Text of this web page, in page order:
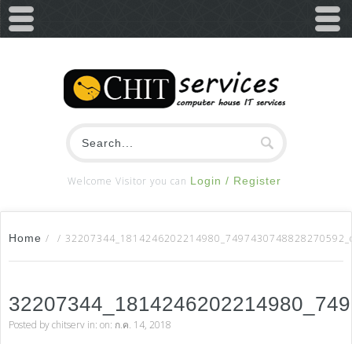
Welcome Visitor you can Login / Register
Home / /
Posted bychitserv in: on: ก.ค. 14, 2018